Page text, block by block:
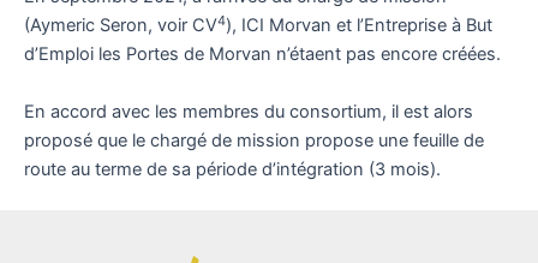
(Aymeric Seron, voir CV4), ICI Morvan et l’Entreprise à But
d’Emploi les Portes de Morvan n’étaent pas encore créées.
En accord avec les membres du consortium, il est alors
proposé que le chargé de mission propose une feuille de
route au terme de sa période d’intégration (3 mois).